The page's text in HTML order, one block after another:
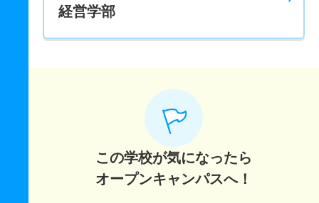
経営学部
この学校が気になったら
オープンキャンパスへ！